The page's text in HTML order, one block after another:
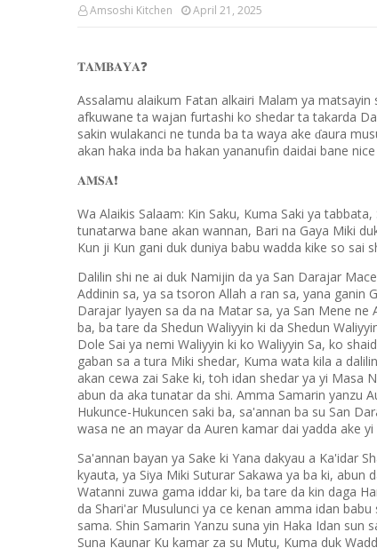
Amsoshi Kitchen April 21, 2025
𝐓𝐀𝐌𝐁𝐀𝐘𝐀❓
Assalamu alaikum Fatan alkairi Malam ya
afkuwane ta wajan furtashi ko shedar ta takarda
sakin wulakanci ne tunda ba ta waya ake ɗaura
akan haka inda ba hakan yananufin daidai bane
𝐀𝐌𝐒𝐀❗️
Wa Alaikis Salaam: Kin Saku, Kuma Saki ya
tunatarwa bane akan wannan, Bari na Gaya Miki
Kun ji Kun gani duk duniya babu wadda kike so sai
Dalilin shi ne ai duk Namijin da ya San Darajar
Addinin sa, ya sa tsoron Allah a ran sa, yana ganin
Darajar Iyayen sa da na Matar sa, ya San Mene ne
ba, ba tare da Shedun Waliyyin ki da Shedun
Dole Sai ya nemi Waliyyin ki ko Waliyyin Sa, ko
gaban sa a tura Miki shedar, Kuma wata kila a
akan cewa zai Sake ki, toh idan shedar ya yi Masa
abun da aka tunatar da shi. Amma Samarin yanzu
Hukunce-Hukuncen saki ba, sa'annan ba su San
wasa ne an mayar da Auren kamar dai yadda ake yi
Sa'annan bayan ya Sake ki Yana dakyau a Ka'idar
kyauta, ya Siya Miki Suturar Sakawa ya ba ki, abun
Watanni zuwa gama iddar ki, ba tare da kin daga
da Shari'ar Musulunci ya ce kenan amma idan
sama. Shin Samarin Yanzu suna yin Haka Idan sun
Suna Kaunar Ku kamar za su Mutu, Kuma duk